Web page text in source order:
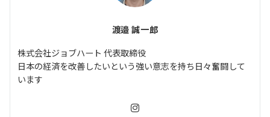
渡邉 誠一郎
株式会社ジョブハート 代表取締役
日本の経済を改善したいという強い意志を持ち日々奮闘して
います